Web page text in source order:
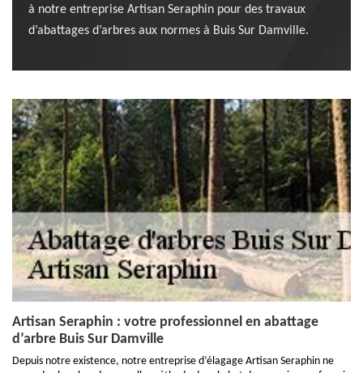
à notre entreprise Artisan Seraphin pour des travaux
d’abattages d’arbres aux normes à Buis Sur Damville.
Artisan Seraphin : votre professionnel en abattage
d’arbre Buis Sur Damville
Depuis notre existence, notre entreprise d’élagage Artisan Seraphin ne